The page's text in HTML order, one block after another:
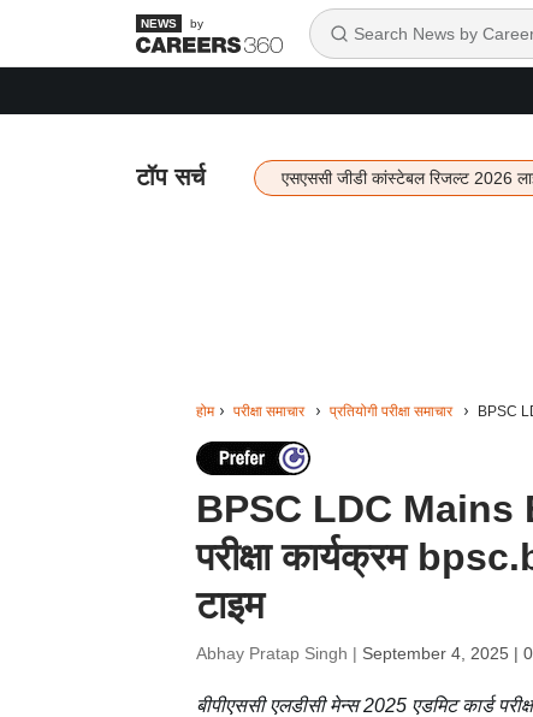
by
टॉप सर्च एसएससी जीडी कांस्टेबल रिजल्ट 2026
होम परीक्षा समाचार प्रतियोगी परीक्षा समाचार BPSC
BPSC LDC Mains
परीक्षा कार्यक्रम
टाइम
Abhay Pratap Singh | September 4, 2025 |
बीपीएससी एलडीसी मेन्स 2025 एडमिट कार्ड